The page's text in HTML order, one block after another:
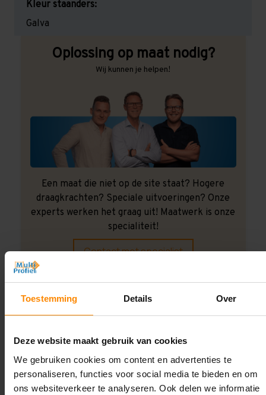
Toestemming Details Over
Deze website maakt gebruik van cookies
We gebruiken cookies om content en advertenties te
personaliseren, functies voor social media te bieden en om
ons websiteverkeer te analyseren. Ook delen we informatie
Kleur staanders:
Galva
Oplossing op maat nodig?
Wij kunnen je helpen!
Een maat die niet op de site staat? Hogere
draagkrachten? Speciale uitvoeringen? Onze
experts werken het graag uit! Maatwerk is onze
specialiteit!
Contact met specialist
Montage uitbesteden?